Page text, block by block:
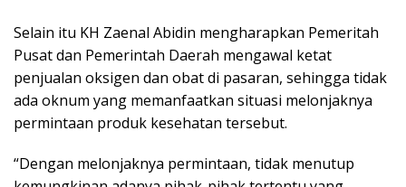
Selain itu KH Zaenal Abidin mengharapkan Pemeritah
Pusat dan Pemerintah Daerah mengawal ketat
penjualan oksigen dan obat di pasaran, sehingga tidak
ada oknum yang memanfaatkan situasi melonjaknya
permintaan produk kesehatan tersebut.
“Dengan melonjaknya permintaan, tidak menutup